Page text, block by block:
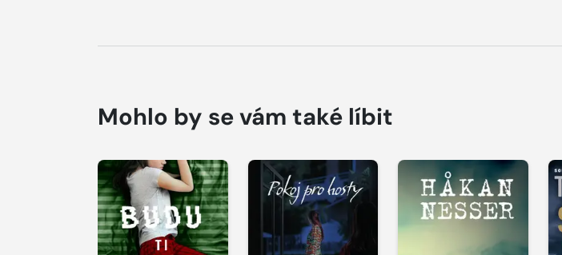
Mohlo by se vám také líbit